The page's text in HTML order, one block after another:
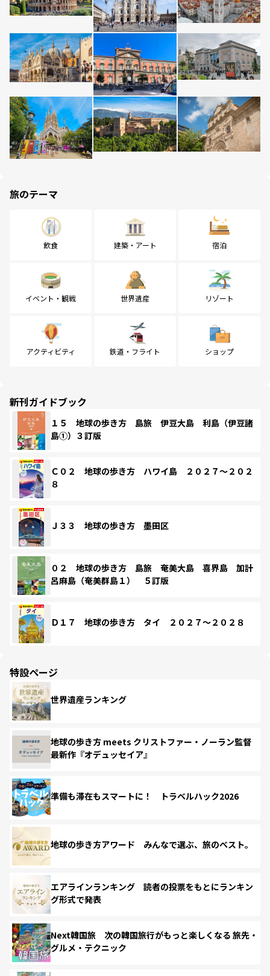
旅のテーマ
飲食 建築・アート 宿泊
イベント・観戦 世界遺産 リゾート
アクティビティ 鉄道・フライト ショップ
新刊ガイドブック
１５ 地球の歩き方 島旅 伊豆大島 利島（伊豆諸
島①）３訂版
Ｃ０２ 地球の歩き方 ハワイ島 ２０２７～２０２
８
Ｊ３３ 地球の歩き方 墨田区
０２ 地球の歩き方 島旅 奄美大島 喜界島 加計
呂麻島（奄美群島１） ５訂版
Ｄ１７ 地球の歩き方 タイ ２０２７～２０２８
特設ページ
世界遺産ランキング
地球の歩き方 meets クリストファー・ノーラン監督
最新作『オデュッセイア』
準備も滞在もスマートに！ トラベルハック2026
地球の歩き方アワード みんなで選ぶ、旅のベスト。
エアラインランキング 読者の投票をもとにランキン
グ形式で発表
Next韓国旅 次の韓国旅行がもっと楽しくなる 旅先・
グルメ・テクニック